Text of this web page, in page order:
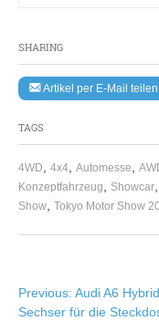
SHARING
Artikel per E-Mail teilen
TAGS
4WD, 4x4, Automesse,
Konzeptfahrzeug, Showcar,
Show, Tokyo Motor Show
Previous: Audi A6
Sechser für die